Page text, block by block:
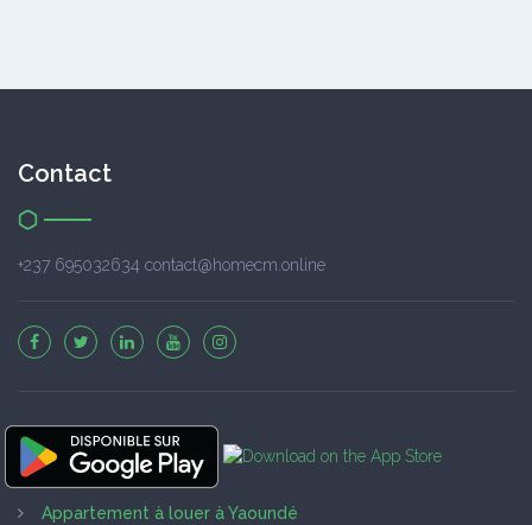
Contact
+237 695032634 contact@homecm.online
Appartement à louer à Yaoundé